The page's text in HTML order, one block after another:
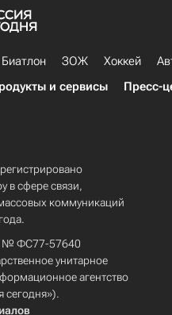
Биатлон ЗОЖ Хоккей
и сервисы Пресс-
в сфере связи,
коммуникаций
№ ФС77-57640
унитарное
агентство